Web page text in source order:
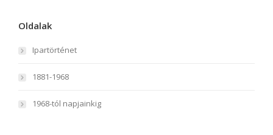
Oldalak
Ipartörténet
1881-1968
1968-tól napjainkig